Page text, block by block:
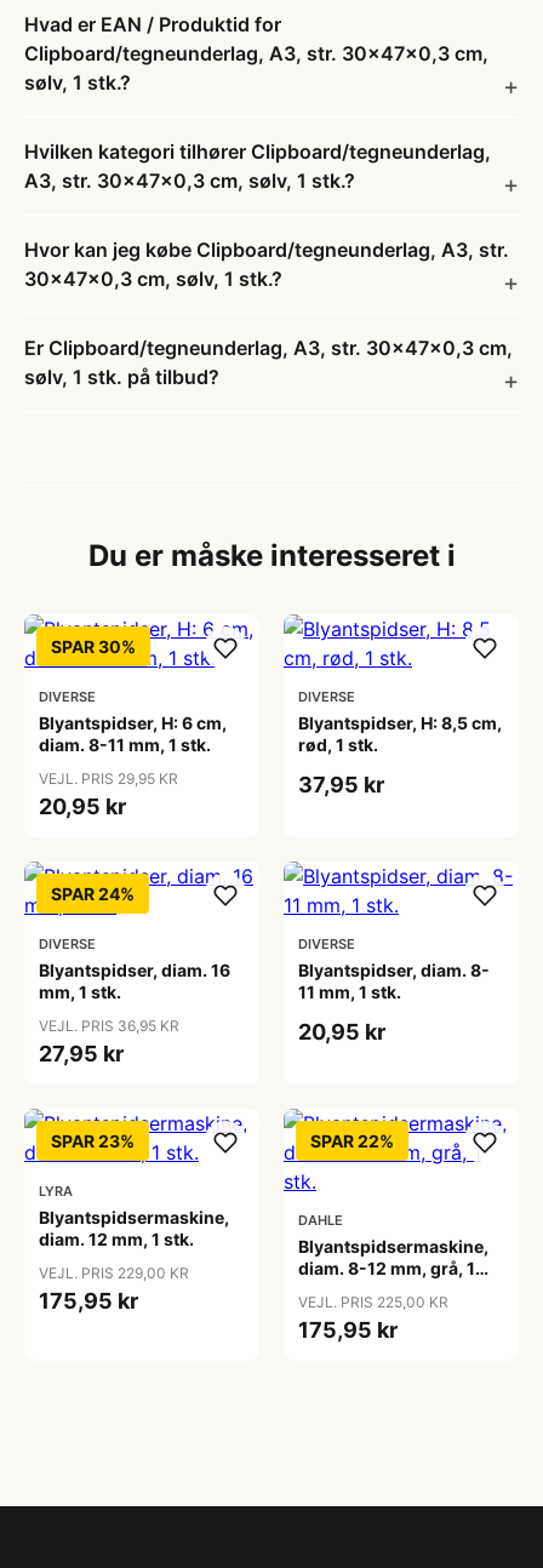
Hvad er EAN / Produktid for
Clipboard/tegneunderlag, A3, str. 30x47x0,3 cm,
sølv, 1 stk.?
Hvilken kategori tilhører Clipboard/tegneunderlag,
A3, str. 30x47x0,3 cm, sølv, 1 stk.?
Hvor kan jeg købe Clipboard/tegneunderlag, A3, str.
30x47x0,3 cm, sølv, 1 stk.?
Er Clipboard/tegneunderlag, A3, str. 30x47x0,3 cm,
sølv, 1 stk. på tilbud?
Du er måske interesseret i
SPAR 30%
DIVERSE
Blyantspidser, H: 6 cm,
diam. 8-11 mm, 1 stk.
VEJL. PRIS 29,95 KR
20,95 kr
DIVERSE
Blyantspidser, H: 8,5 cm,
rød, 1 stk.
37,95 kr
SPAR 24%
DIVERSE
Blyantspidser, diam. 16
mm, 1 stk.
VEJL. PRIS 36,95 KR
27,95 kr
DIVERSE
Blyantspidser, diam. 8-
11 mm, 1 stk.
20,95 kr
SPAR 23%
LYRA
Blyantspidsermaskine,
diam. 12 mm, 1 stk.
VEJL. PRIS 229,00 KR
175,95 kr
SPAR 22%
DAHLE
Blyantspidsermaskine,
diam. 8-12 mm, grå, 1
VEJL. PRIS 225,00 KR
175,95 kr